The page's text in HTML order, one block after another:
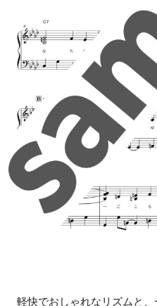
軽快でおしゃれなリズムと